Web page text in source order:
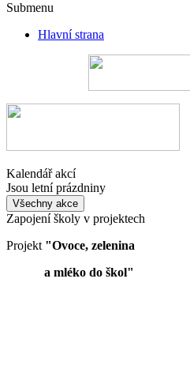
Submenu
Hlavní strana
Kalendář akcí
Jsou letní prázdniny
Všechny akce
Zapojení školy v projektech
Projekt "Ovoce, zelenina
a mléko do škol"